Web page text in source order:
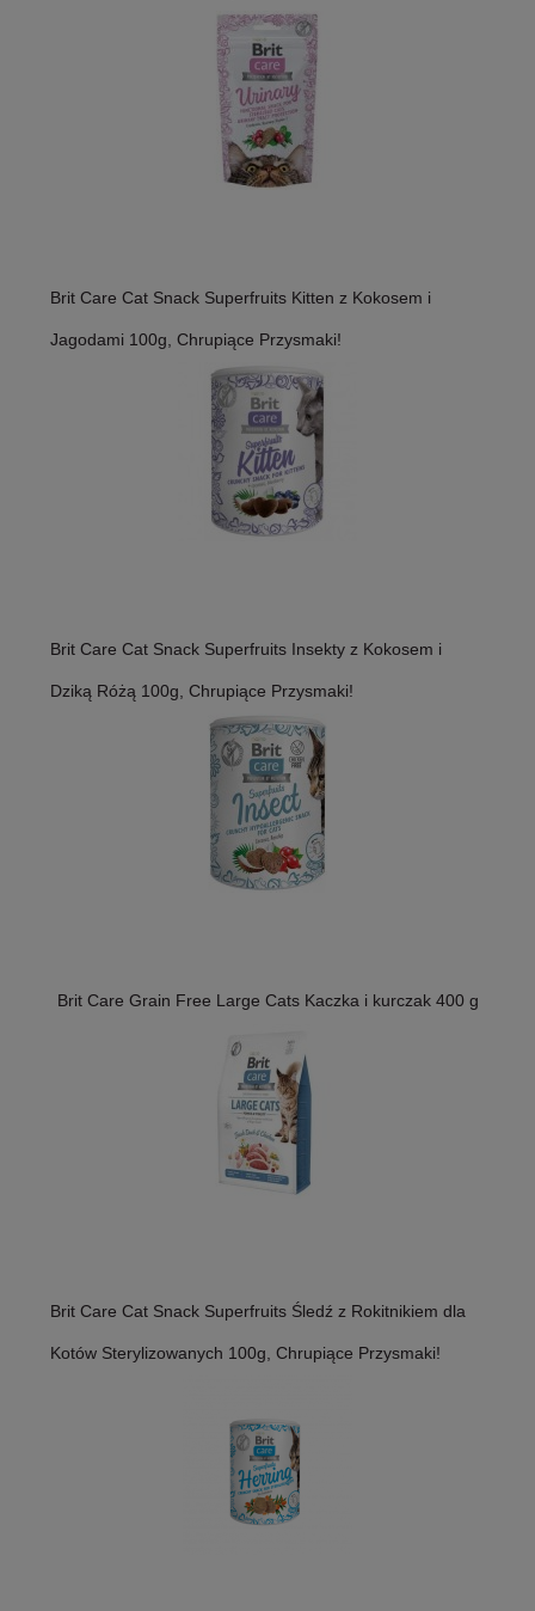
Brit Care Cat Snack Superfruits Kitten z Kokosem i
Jagodami 100g, Chrupiące Przysmaki!
Brit Care Cat Snack Superfruits Insekty z Kokosem i
Dziką Różą 100g, Chrupiące Przysmaki!
Brit Care Grain Free Large Cats Kaczka i kurczak 400 g
Brit Care Cat Snack Superfruits Śledź z Rokitnikiem dla
Kotów Sterylizowanych 100g, Chrupiące Przysmaki!